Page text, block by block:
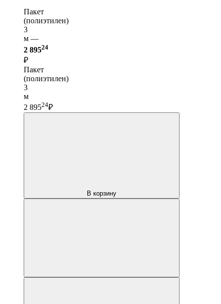
Пакет
(полиэтилен)
3
м —
2 89524
₽
Пакет
(полиэтилен)
3
м
2 89524₽
В корзину